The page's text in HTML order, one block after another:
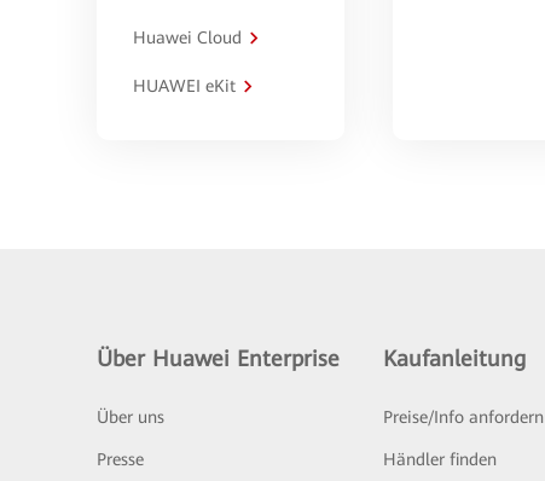
Huawei Cloud
HUAWEI eKit
Über Huawei Enterprise
Über uns
Presse
Kaufanleitung
Preise/Info anfordern
Händler finden